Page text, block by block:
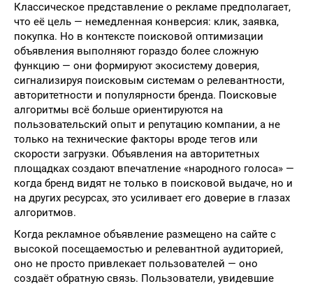
Классическое представление о рекламе предполагает,
что её цель — немедленная конверсия: клик, заявка,
покупка. Но в контексте поисковой оптимизации
объявления выполняют гораздо более сложную
функцию — они формируют экосистему доверия,
сигнализируя поисковым системам о релевантности,
авторитетности и популярности бренда. Поисковые
алгоритмы всё больше ориентируются на
пользовательский опыт и репутацию компании, а не
только на технические факторы вроде тегов или
скорости загрузки. Объявления на авторитетных
площадках создают впечатление «народного голоса» —
когда бренд видят не только в поисковой выдаче, но и
на других ресурсах, это усиливает его доверие в глазах
алгоритмов.
Когда рекламное объявление размещено на сайте с
высокой посещаемостью и релевантной аудиторией,
оно не просто привлекает пользователей — оно
создаёт обратную связь. Пользователи, увидевшие